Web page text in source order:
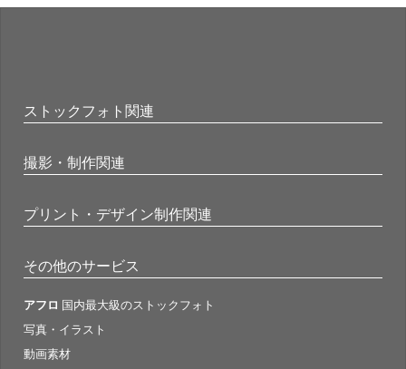
ストックフォト関連
撮影・制作関連
プリント・デザイン制作関連
その他のサービス
アフロ 国内最大級のストックフォト
写真・イラスト
動画素材